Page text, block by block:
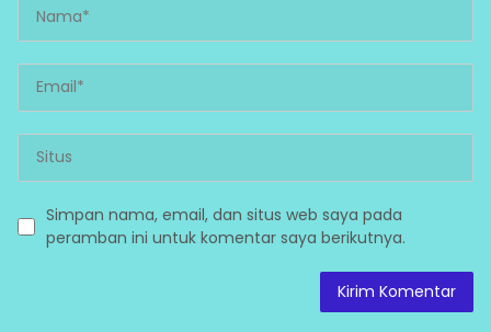
Simpan nama, email, dan situs web saya pada
peramban ini untuk komentar saya berikutnya.